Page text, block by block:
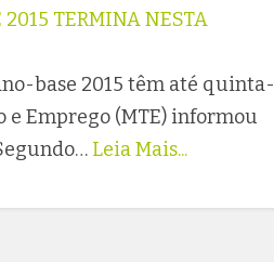
2015 TERMINA NESTA
base 2015 têm até quinta-
e Emprego (MTE) informou
Leia Mais...